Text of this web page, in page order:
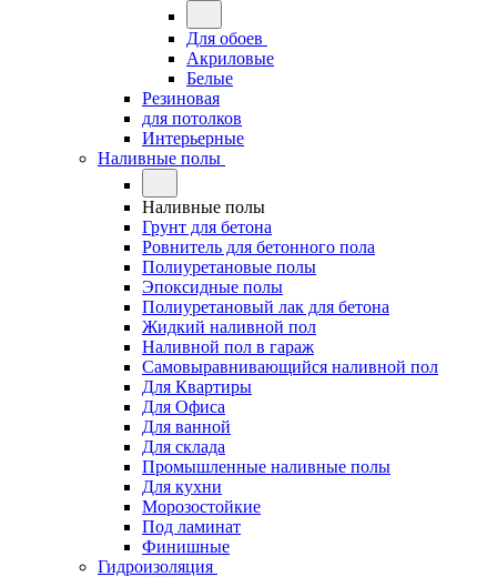
Для обоев
Акриловые
Белые
Резиновая
для потолков
Интерьерные
Наливные полы
Наливные полы
Грунт для бетона
Ровнитель для бетонного пола
Полиуретановые полы
Эпоксидные полы
Полиуретановый лак для бетона
Жидкий наливной пол
Наливной пол в гараж
Самовыравнивающийся наливной пол
Для Квартиры
Для Офиса
Для ванной
Для склада
Промышленные наливные полы
Для кухни
Морозостойкие
Под ламинат
Финишные
Гидроизоляция